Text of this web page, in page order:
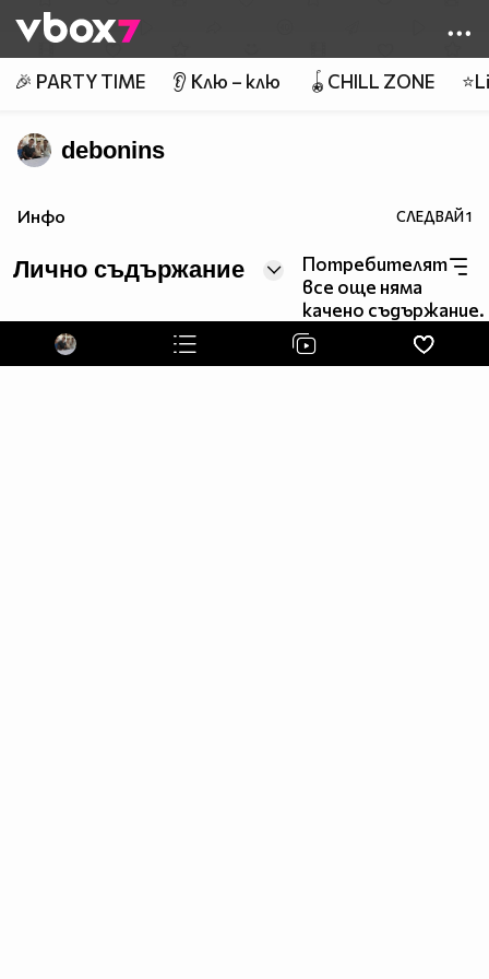
👾
🎉 PARTY TIME 👂 Клю – клю 🪀CHILL ZONE
debonins
Инфо СЛЕДВАЙ1
Лично съдържание
Потребителят
все още няма
качено съдържание.